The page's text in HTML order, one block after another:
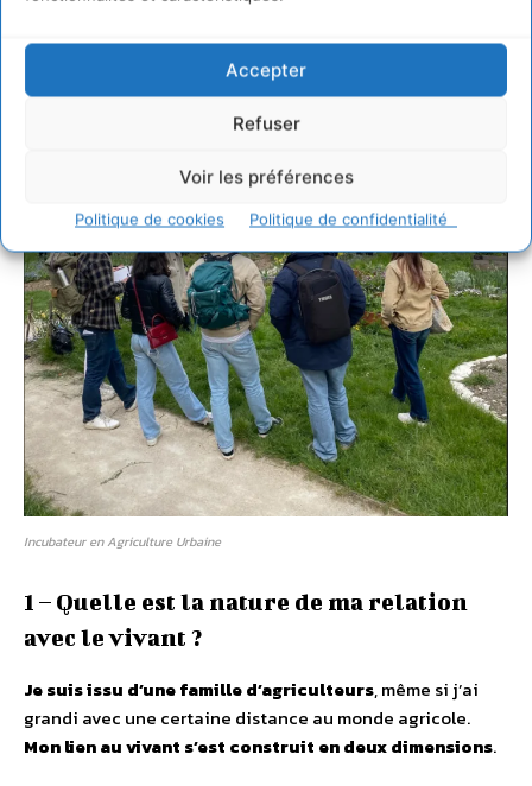
Accepter
Refuser
Voir les préférences
Politique de cookies Politique de confidentialité
Incubateur en Agriculture Urbaine
1 – Quelle est la nature de ma relation
avec le vivant ?
Je suis issu d’une famille d’agriculteurs, même si j’ai
grandi avec une certaine distance au monde agricole.
Mon lien au vivant s’est construit en deux dimensions.